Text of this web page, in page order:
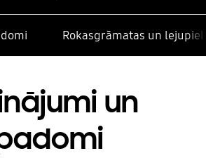
Rokasgrāmatas un
un